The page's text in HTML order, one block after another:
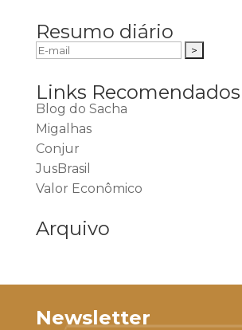
Resumo diário
Links Recomendados
Blog do Sacha
Migalhas
Conjur
JusBrasil
Valor Econômico
Arquivo
Newsletter